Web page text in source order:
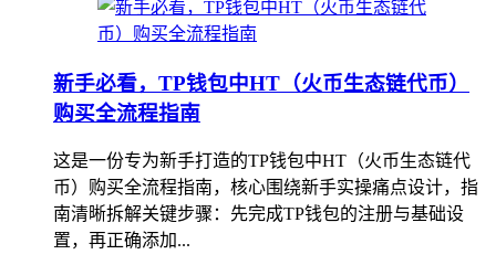
新手必看，TP钱包中HT（火币生态链代币）
购买全流程指南
这是一份专为新手打造的TP钱包中HT（火币生态链代
币）购买全流程指南，核心围绕新手实操痛点设计，指
南清晰拆解关键步骤：先完成TP钱包的注册与基础设
置，再正确添加...